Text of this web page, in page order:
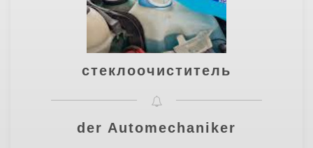
стеклоочиститель
der Automechaniker